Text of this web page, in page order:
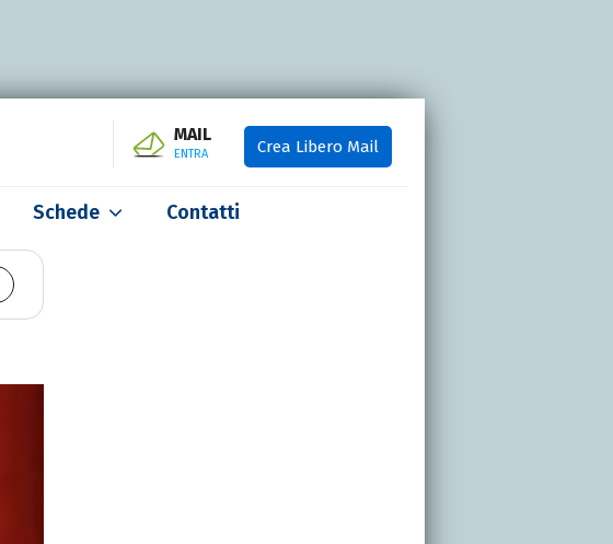
MAIL
ENTRA Crea Libero Mail
Schede Contatti